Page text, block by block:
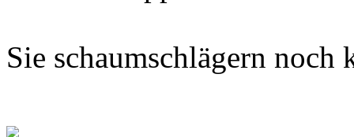
Sie schaumschlägern noch